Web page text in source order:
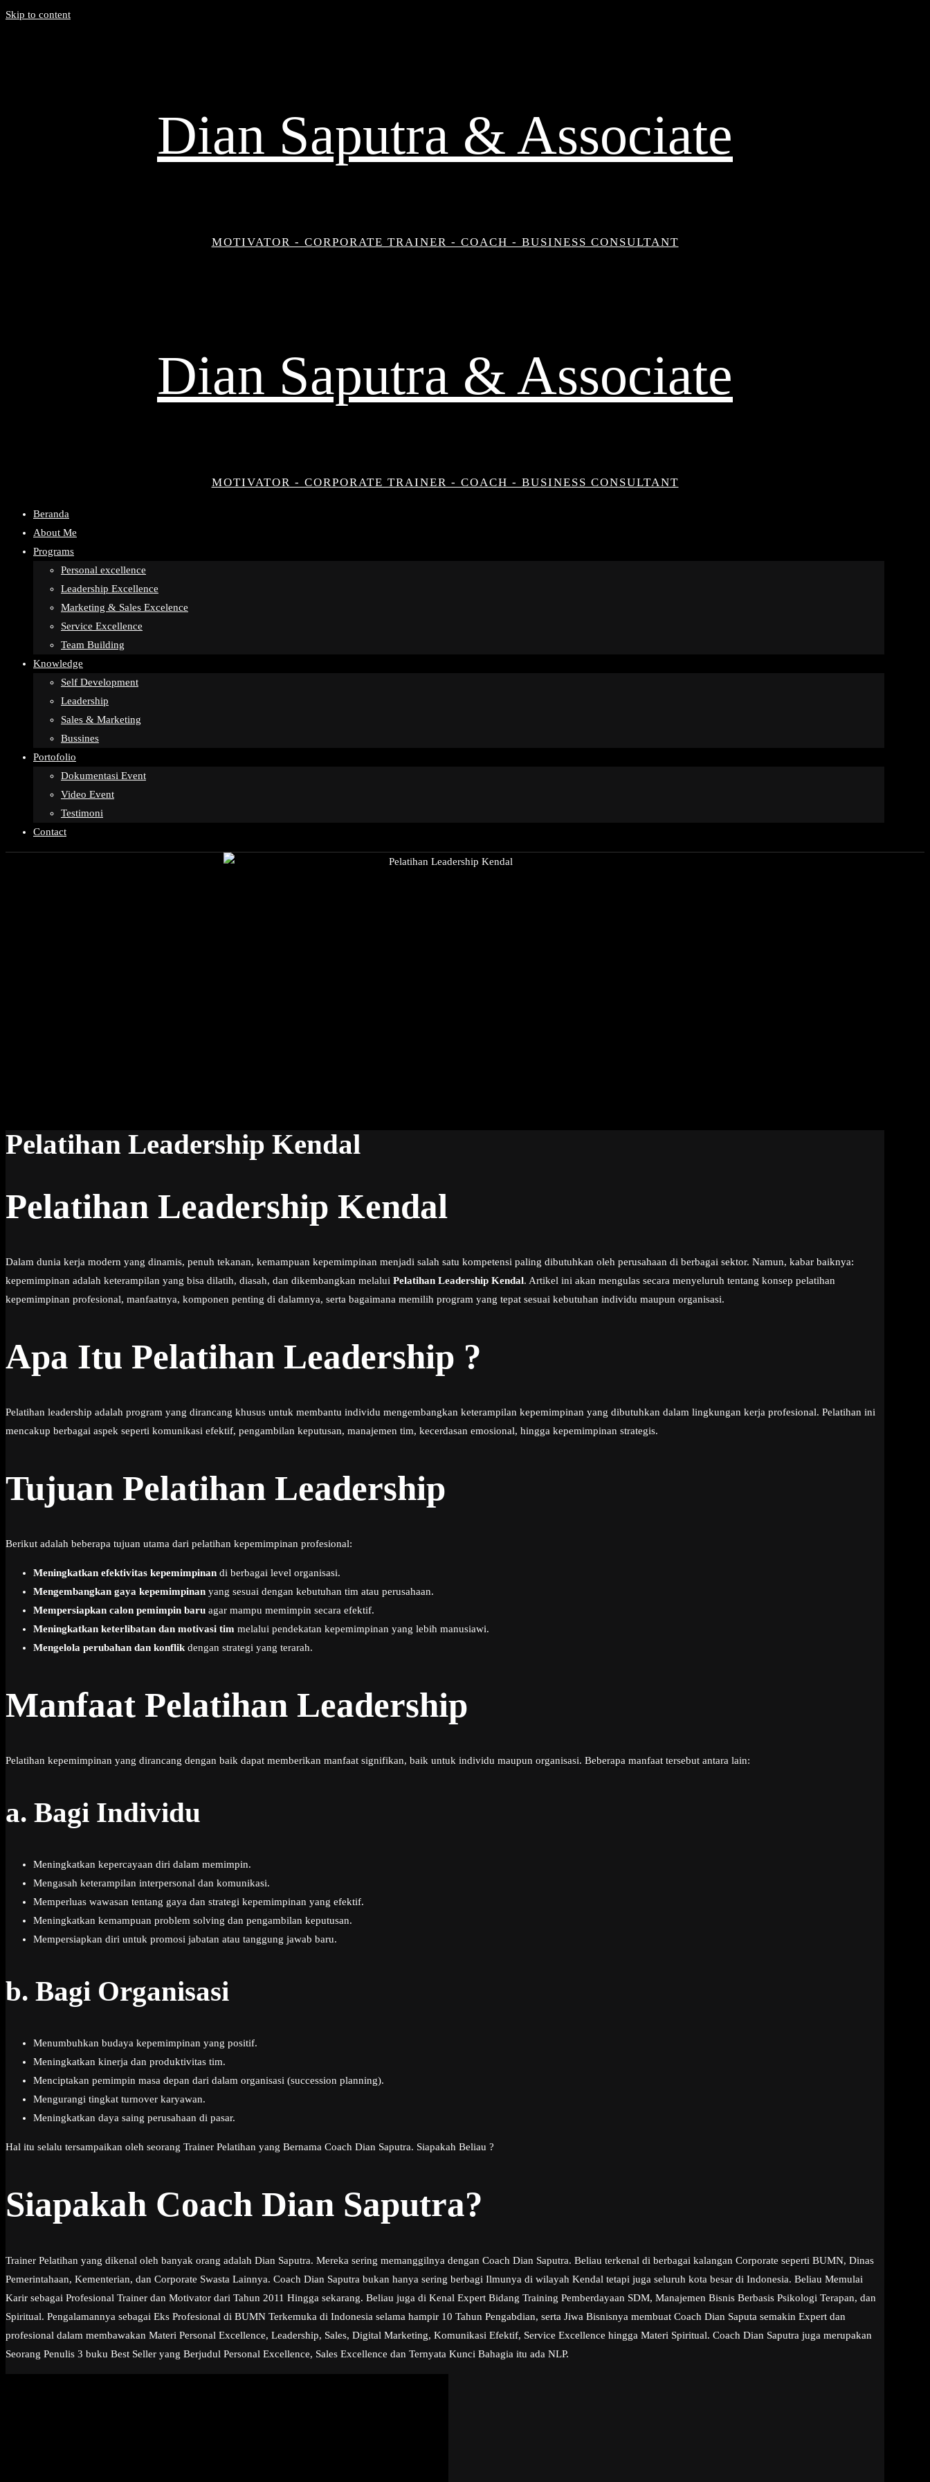
Skip to content
Dian Saputra & Associate
MOTIVATOR - CORPORATE TRAINER - COACH - BUSINESS CONSULTANT
Dian Saputra & Associate
MOTIVATOR - CORPORATE TRAINER - COACH - BUSINESS CONSULTANT
Beranda
About Me
Programs
Personal excellence
Leadership Excellence
Marketing & Sales Excelence
Service Excellence
Team Building
Knowledge
Self Development
Leadership
Sales & Marketing
Bussines
Portofolio
Dokumentasi Event
Video Event
Testimoni
Contact
Pelatihan Leadership Kendal
Pelatihan Leadership Kendal
Dalam dunia kerja modern yang dinamis, penuh tekanan, kemampuan kepemimpinan menjadi salah satu kompetensi paling dibutuhkan oleh perusahaan di berbagai sektor. Namun, kabar baiknya:
kepemimpinan adalah keterampilan yang bisa dilatih, diasah, dan dikembangkan melalui Pelatihan Leadership Kendal. Artikel ini akan mengulas secara menyeluruh tentang konsep pelatihan
kepemimpinan profesional, manfaatnya, komponen penting di dalamnya, serta bagaimana memilih program yang tepat sesuai kebutuhan individu maupun organisasi.
Apa Itu Pelatihan Leadership ?
Pelatihan leadership adalah program yang dirancang khusus untuk membantu individu mengembangkan keterampilan kepemimpinan yang dibutuhkan dalam lingkungan kerja profesional. Pelatihan ini
mencakup berbagai aspek seperti komunikasi efektif, pengambilan keputusan, manajemen tim, kecerdasan emosional, hingga kepemimpinan strategis.
Tujuan Pelatihan Leadership
Berikut adalah beberapa tujuan utama dari pelatihan kepemimpinan profesional:
Meningkatkan efektivitas kepemimpinan di berbagai level organisasi.
Mengembangkan gaya kepemimpinan yang sesuai dengan kebutuhan tim atau perusahaan.
Mempersiapkan calon pemimpin baru agar mampu memimpin secara efektif.
Meningkatkan keterlibatan dan motivasi tim melalui pendekatan kepemimpinan yang lebih manusiawi.
Mengelola perubahan dan konflikdengan strategi yang terarah.
Manfaat Pelatihan Leadership
Pelatihan kepemimpinan yang dirancang dengan baik dapat memberikan manfaat signifikan, baik untuk individu maupun organisasi. Beberapa manfaat tersebut antara lain:
a. Bagi Individu
Meningkatkan kepercayaan diri dalam memimpin.
Mengasah keterampilan interpersonal dan komunikasi.
Memperluas wawasan tentang gaya dan strategi kepemimpinan yang efektif.
Meningkatkan kemampuan problem solving dan pengambilan keputusan.
Mempersiapkan diri untuk promosi jabatan atau tanggung jawab baru.
b. Bagi Organisasi
Menumbuhkan budaya kepemimpinan yang positif.
Meningkatkan kinerja dan produktivitas tim.
Menciptakan pemimpin masa depan dari dalam organisasi (succession planning).
Mengurangi tingkat turnover karyawan.
Meningkatkan daya saing perusahaan di pasar.
Hal itu selalu tersampaikan oleh seorang Trainer Pelatihan yang Bernama Coach Dian Saputra. Siapakah Beliau ?
Siapakah Coach Dian Saputra?
Trainer Pelatihan yang dikenal oleh banyak orang adalah Dian Saputra. Mereka sering memanggilnya dengan Coach Dian Saputra. Beliau terkenal di berbagai kalangan Corporate seperti BUMN, Dinas
Pemerintahaan, Kementerian, dan Corporate Swasta Lainnya. Coach Dian Saputra bukan hanya sering berbagi Ilmunya di wilayah Kendal tetapi juga seluruh kota besar di Indonesia. Beliau Memulai
Karir sebagai Profesional Trainer dan Motivator dari Tahun 2011 Hingga sekarang. Beliau juga di Kenal Expert Bidang Training Pemberdayaan SDM, Manajemen Bisnis Berbasis Psikologi Terapan, dan
Spiritual. Pengalamannya sebagai Eks Profesional di BUMN Terkemuka di Indonesia selama hampir 10 Tahun Pengabdian, serta Jiwa Bisnisnya membuat Coach Dian Saputa semakin Expert dan
profesional dalam membawakan Materi Personal Excellence, Leadership, Sales, Digital Marketing, Komunikasi Efektif, Service Excellence hingga Materi Spiritual. Coach Dian Saputra juga merupakan
Seorang Penulis 3 buku Best Seller yang Berjudul Personal Excellence, Sales Excellence dan Ternyata Kunci Bahagia itu ada NLP.